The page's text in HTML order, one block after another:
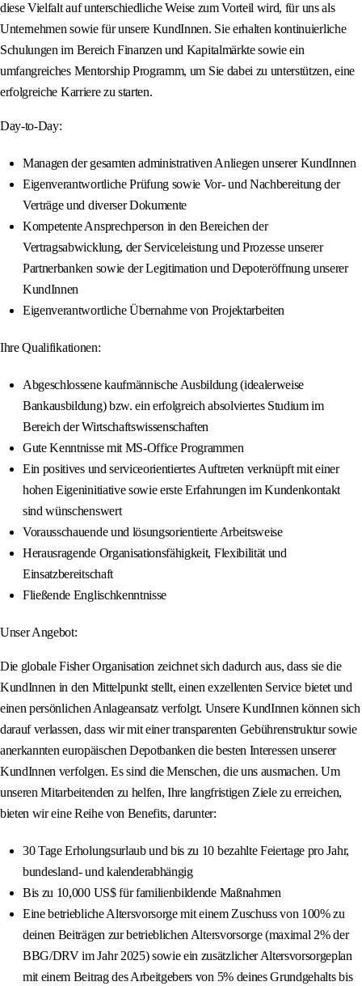
diese Vielfalt auf unterschiedliche Weise zum Vorteil wird, für uns als
Unternehmen sowie für unsere KundInnen. Sie erhalten kontinuierliche
Schulungen im Bereich Finanzen und Kapitalmärkte sowie ein
umfangreiches Mentorship Programm, um Sie dabei zu unterstützen, eine
erfolgreiche Karriere zu starten.
Day-to-Day:
Managen der gesamten administrativen Anliegen unserer KundInnen
Eigenverantwortliche Prüfung sowie Vor- und Nachbereitung der
Verträge und diverser Dokumente
Kompetente Ansprechperson in den Bereichen der
Vertragsabwicklung, der Serviceleistung und Prozesse unserer
Partnerbanken sowie der Legitimation und Depoteröffnung unserer
KundInnen
Eigenverantwortliche Übernahme von Projektarbeiten
Ihre Qualifikationen:
Abgeschlossene kaufmännische Ausbildung (idealerweise
Bankausbildung) bzw. ein erfolgreich absolviertes Studium im
Bereich der Wirtschaftswissenschaften
Gute Kenntnisse mit MS-Office Programmen
Ein positives und serviceorientiertes Auftreten verknüpft mit einer
hohen Eigeninitiative sowie erste Erfahrungen im Kundenkontakt
sind wünschenswert
Vorausschauende und lösungsorientierte Arbeitsweise
Herausragende Organisationsfähigkeit, Flexibilität und
Einsatzbereitschaft
Fließende Englischkenntnisse
Unser Angebot:
Die globale Fisher Organisation zeichnet sich dadurch aus, dass sie die
KundInnen in den Mittelpunkt stellt, einen exzellenten Service bietet und
einen persönlichen Anlageansatz verfolgt. Unsere KundInnen können sich
darauf verlassen, dass wir mit einer transparenten Gebührenstruktur sowie
anerkannten europäischen Depotbanken die besten Interessen unserer
KundInnen verfolgen. Es sind die Menschen, die uns ausmachen. Um
unseren Mitarbeitenden zu helfen, Ihre langfristigen Ziele zu erreichen,
bieten wir eine Reihe von Benefits, darunter:
30 Tage Erholungsurlaub und bis zu 10 bezahlte Feiertage pro Jahr,
bundesland- und kalenderabhängig
Bis zu 10,000 US$ für familienbildende Maßnahmen
Eine betriebliche Altersvorsorge mit einem Zuschuss von 100% zu
deinen Beiträgen zur betrieblichen Altersvorsorge (maximal 2% der
BBG/DRV im Jahr 2025) sowie ein zusätzlicher Altersvorsorgeplan
mit einem Beitrag des Arbeitgebers von 5% deines Grundgehalts bis